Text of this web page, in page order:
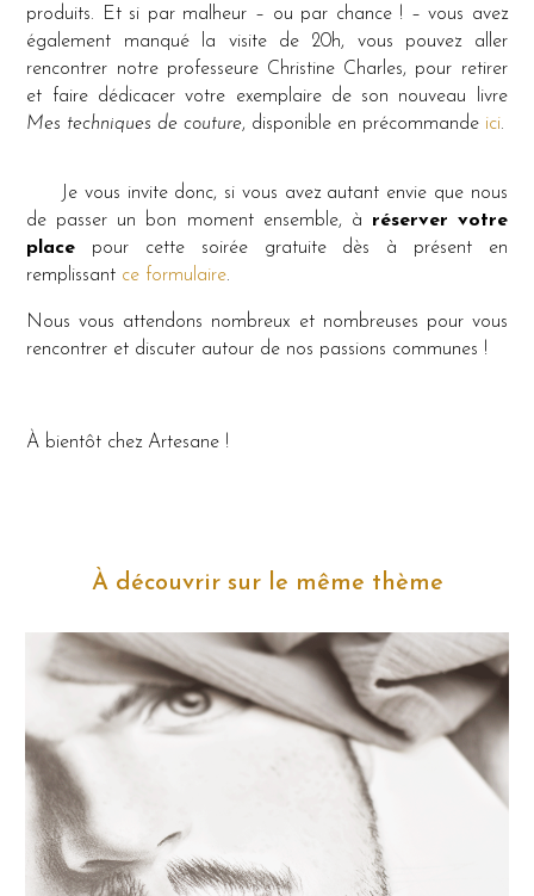
produits. Et si par malheur – ou par chance ! – vous avez
également manqué la visite de 20h, vous pouvez aller
rencontrer notre professeure Christine Charles, pour retirer
et faire dédicacer votre exemplaire de son nouveau livre
Mes techniques de couture, disponible en précommande ici.
Je vous invite donc, si vous avez autant envie que nous
de passer un bon moment ensemble, à réserver votre
place pour cette soirée gratuite dès à présent en
remplissant ce formulaire.
Nous vous attendons nombreux et nombreuses pour vous
rencontrer et discuter autour de nos passions communes !
À bientôt chez Artesane !
À découvrir sur le même thème